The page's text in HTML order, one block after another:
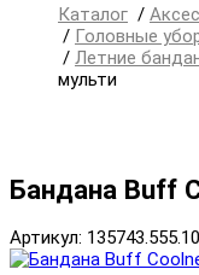
Каталог /
/ Головные
/ Летние
мульти
Бандана Buff
Артикул: